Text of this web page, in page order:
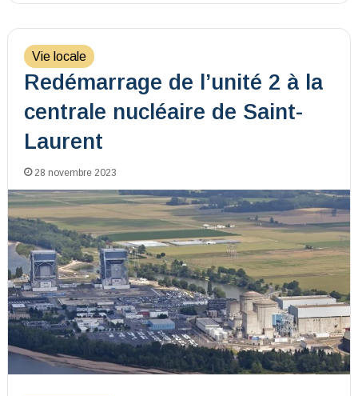
Vie locale
Redémarrage de l’unité 2 à la
centrale nucléaire de Saint-
Laurent
28 novembre 2023